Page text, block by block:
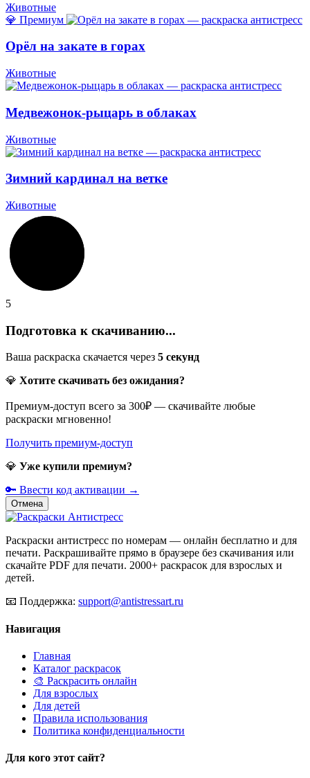
Животные
💎 Премиум
Орёл на закате в горах
Животные
Медвежонок-рыцарь в облаках
Животные
Зимний кардинал на ветке
Животные
5
Подготовка к скачиванию...
Ваша раскраска скачается через 5 секунд
💎 Хотите скачивать без ожидания?
Премиум-доступ всего за 300₽ — скачивайте любые
раскраски мгновенно!
Получить премиум-доступ
💎 Уже купили премиум?
🔑 Ввести код активации →
Отмена
Раскраски антистресс по номерам — онлайн бесплатно и для
печати. Раскрашивайте прямо в браузере без скачивания или
скачайте PDF для печати. 2000+ раскрасок для взрослых и
детей.
📧 Поддержка: support@antistressart.ru
Навигация
Главная
Каталог раскрасок
🎨 Раскрасить онлайн
Для взрослых
Для детей
Правила использования
Политика конфиденциальности
Для кого этот сайт?